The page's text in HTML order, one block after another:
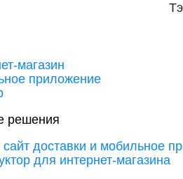
магазин
приложение
решения
сайт доставки и мобильное
для интернет-магазина